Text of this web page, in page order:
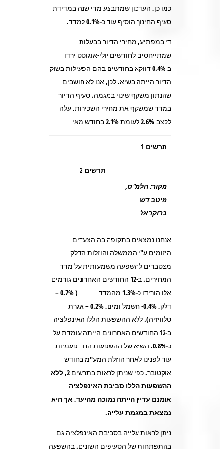
כמו כן, העדכון שמתבצע מדי שנה במדידת
סעיף החינוך הוסיף עוד כ-0.1% למדד.
די במפתיע, מחירי הדיור בבעלות
שמתייחסים לחודשים יולי-אוגוסט ירדו
ב-0.4% דווקא בחודשים בהם הפעילות בשוק
הדיור הייתה בשיא. לכן, אנו לא חושבים
שהנתון משקף שינוי במגמה. סעיף הדיור
במדד שמשקף את מחירי השכירות, עלה
לקצב 2.6% לעומת 2.1% בחודש מאי
תרשים 1
מקור: הלמ"ס,
מיטב דש
ברוקראז'
תרשים2
אנחנו נמצאים בתקופה בה הצעדים
היזומים ע"י הממשלה והוזלות הדלק
מצטברים להשפעה משמעותית על מדד
המחירים. ב-12 החודשים האחרונים גורמים
אלו הורידו כ-1.3% מהמדד ( 0.7% –
דלק, 0.4%- חשמל ומים, 0.2% – אגרת
טלוויזיה). ללא ההשפעות הללו האינפלציה
ב-12 החודשים האחרונים הייתה עומדת על
כ-0.8%. השיא של ההשפעות החד פעמיות
עוד לפנינו לאחר הוזלת המע"מ בחודש
אוקטובר. כפי שניתן לראות בתרשים 2,
ללא
ההשפעות הללו סביבת האינפלציה
אומנם עדיין הייתה נמוכה מהיעד, אך היא
נמצאת במגמת עלייה.
ניתן לראות עלייה בסביבת האינפלציה גם
בהתפתחות של הסעיפים השונים. בהשפעה